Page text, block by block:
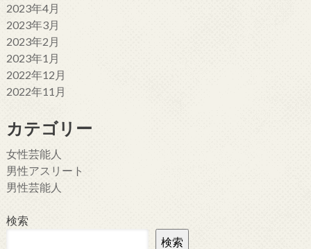
2023年4月
2023年3月
2023年2月
2023年1月
2022年12月
2022年11月
カテゴリー
女性芸能人
男性アスリート
男性芸能人
検索
検索